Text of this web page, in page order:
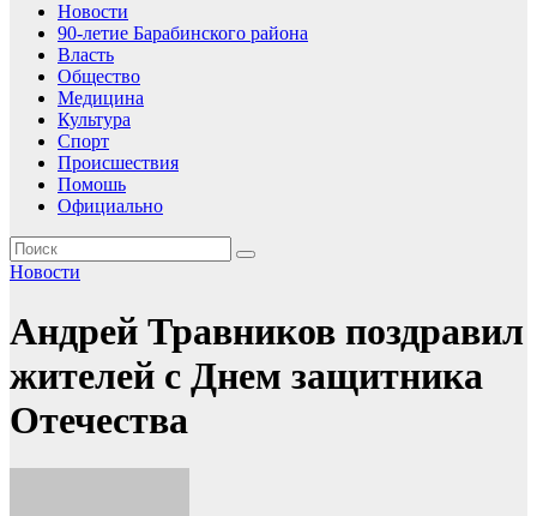
Новости
90-летие Барабинского района
Власть
Общество
Медицина
Культура
Спорт
Происшествия
Помошь
Официально
Новости
Андрей Травников поздравил
жителей с Днем защитника
Отечества